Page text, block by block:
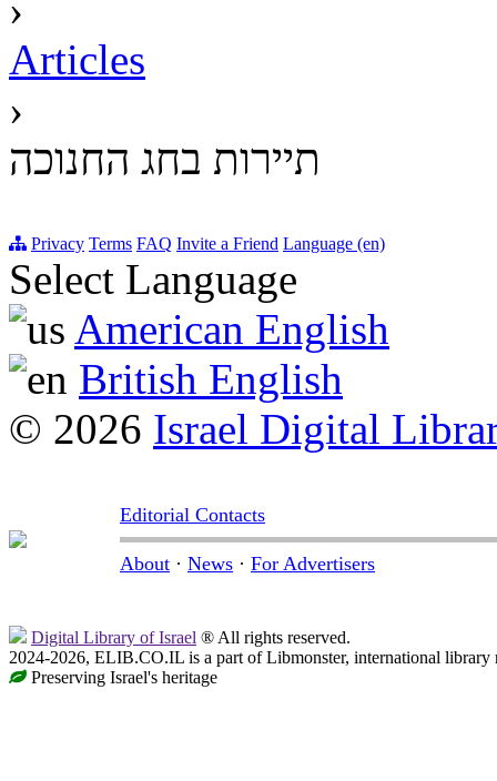
›
Articles
›
תיירות בחג החנוכה
Privacy Terms FAQ Invite a Friend Language (en)
Select Language
American English
British English
© 2026 Israel Digital
Editorial Contacts
About · News · For Advertisers
Digital Library of Israel ® All rights reserved.
2024-2026, ELIB.CO.IL is a part of Libmonster, international library
Preserving Israel's heritage